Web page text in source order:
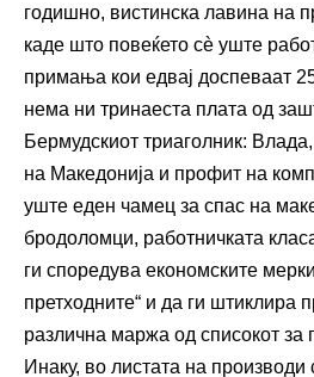
годишно, вистинска лавина на
каде што повеќето сè уште
примања кои едвај доспеваат
нема ни тринаеста плата од
Бермудскиот триаголник:
на Македонија и профит на
уште еден чамец за спас на
бродоломци, работничката
ги споредува економските
претходните“ и да ги штиклира
различна маржа од списокот
Инаку, во листата на производи